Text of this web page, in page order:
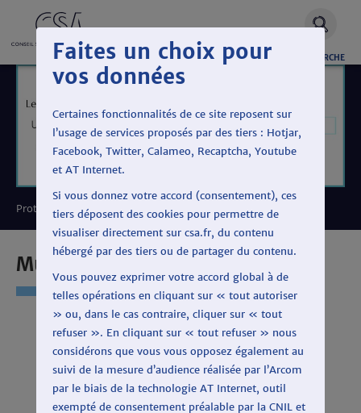
OUVRIR
RECHERCHE
Protéger le pluralisme politique
Municipales 2020
Faites un choix pour
vos données
Certaines fonctionnalités de ce site reposent sur
l’usage de services proposés par des tiers : Hotjar,
Facebook, Twitter, Calameo, Recaptcha, Youtube
et AT Internet.
Si vous donnez votre accord (consentement), ces
tiers déposent des cookies pour permettre de
visualiser directement sur csa.fr, du contenu
hébergé par des tiers ou de partager du contenu.
Vous pouvez exprimer votre accord global à de
telles opérations en cliquant sur « tout autoriser
» ou, dans le cas contraire, cliquer sur « tout
refuser ». En cliquant sur « tout refuser » nous
considérons que vous vous opposez également au
suivi de la mesure d’audience réalisée par l’Arcom
par le biais de la technologie AT Internet, outil
exempté de consentement préalable par la CNIL et